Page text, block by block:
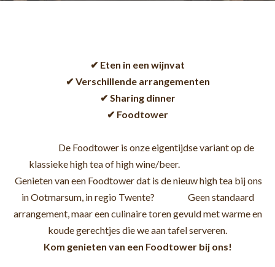
✔ Eten in een wijnvat
✔ Verschillende arrangementen
✔ Sharing dinner
✔ Foodtower
De Foodtower is onze eigentijdse variant op de
klassieke high tea of high wine/beer.
Genieten van een Foodtower dat is de nieuw high tea bij ons
in Ootmarsum, in regio Twente? Geen standaard
arrangement, maar een culinaire toren gevuld met warme en
koude gerechtjes die we aan tafel serveren.
Kom genieten van een Foodtower bij ons!